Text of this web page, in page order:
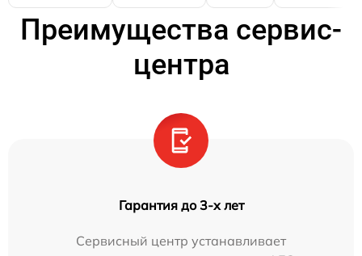
Преимущества сервис-
центра
Гарантия до 3-х лет
Сервисный центр устанавливает